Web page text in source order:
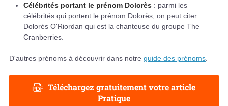
Célébrités portant le prénom Dolorès : parmi les
célébrités qui portent le prénom Dolorès, on peut citer
Dolorès O'Riordan qui est la chanteuse du groupe The
Cranberries.
D'autres prénoms à découvrir dans notre guide des prénoms
Téléchargez gratuitement votre article
Pratique